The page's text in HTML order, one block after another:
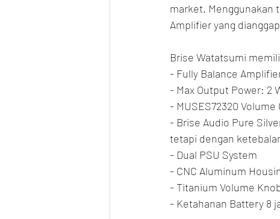
market. Menggunakan
Amplifier yang
Brise Watatsumi
- Fully Balance
- Max Output Power: 2
- MUSES72320 Volume
- Brise Audio Pure
tetapi dengan
- Dual PSU System
- CNC Aluminum
- Titanium Volume
- Ketahanan Battery 8